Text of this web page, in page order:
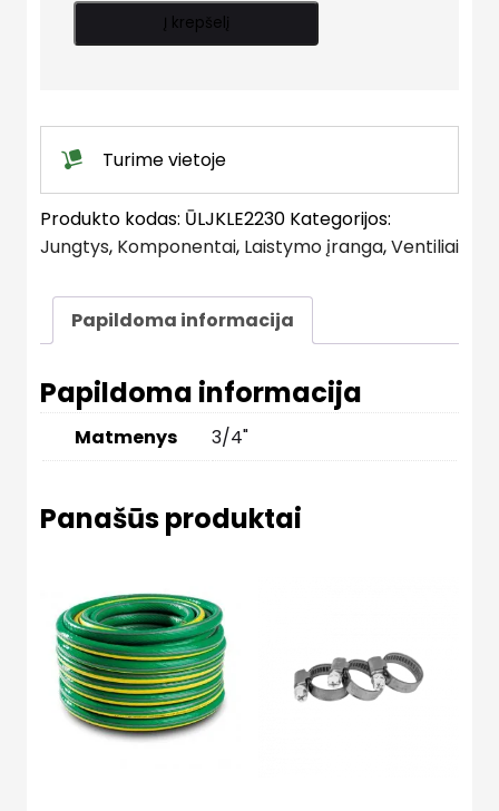
laistymo
kranais
quantity
Į krepšelį
Turime vietoje
Produkto kodas: ŪLJKLE2230 Kategorijos:
Jungtys, Komponentai, Laistymo įranga,Ventiliai
Papildoma informacija
Papildoma informacija
Matmenys 3/4"
Panašūs produktai